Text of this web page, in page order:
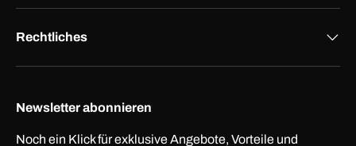
Rechtliches
Newsletter abonnieren
Noch ein Klick für exklusive Angebote, Vorteile und